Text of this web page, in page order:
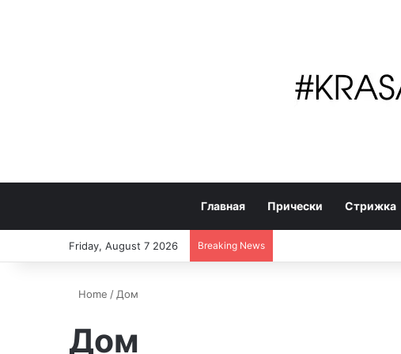
Главная Прически Стрижка
Friday, August 7 2026 Breaking News
Home / Дом
Дом